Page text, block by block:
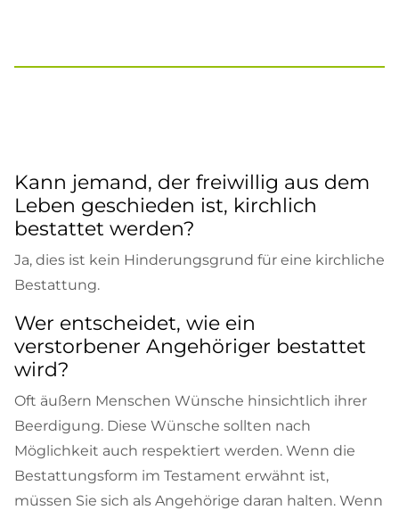
Kann jemand, der freiwillig aus dem
Leben geschieden ist, kirchlich
bestattet werden?
Ja, dies ist kein Hinderungsgrund für eine kirchliche
Bestattung.
Wer entscheidet, wie ein
verstorbener Angehöriger bestattet
wird?
Oft äußern Menschen Wünsche hinsichtlich ihrer
Beerdigung. Diese Wünsche sollten nach
Möglichkeit auch respektiert werden. Wenn die
Bestattungsform im Testament erwähnt ist,
müssen Sie sich als Angehörige daran halten. Wenn